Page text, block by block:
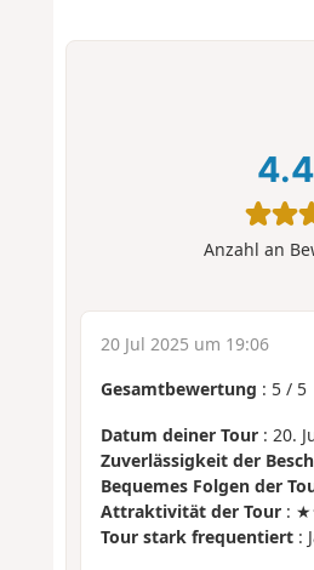
4.4
Anzahl an
20 Jul 2025 um 19:06
Gesamtbewertung : 5/ 5
Datum deiner Tour: 20.
Zuverlässigkeit der
Bequemes Folgen der
Attraktivität der Tour:
Tour stark frequentiert: